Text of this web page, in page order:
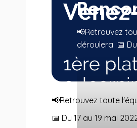
📢Retrouvez
déroulera :📅 Du
📢Retrouvez toute
📅 Du 17 au 19 mai